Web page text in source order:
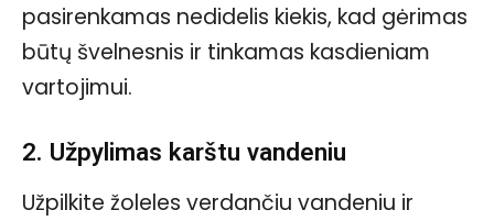
pasirenkamas nedidelis kiekis, kad gėrimas
būtų švelnesnis ir tinkamas kasdieniam
vartojimui.
2. Užpylimas karštu vandeniu
Užpilkite žoleles verdančiu vandeniu ir